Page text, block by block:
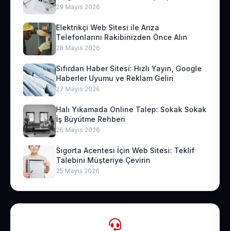
29 Mayıs 2026
Elektrikçi Web Sitesi ile Arıza
Telefonlarını Rakibinizden Önce Alın
28 Mayıs 2026
Sıfırdan Haber Sitesi: Hızlı Yayın, Google
Haberler Uyumu ve Reklam Geliri
27 Mayıs 2026
Halı Yıkamada Online Talep: Sokak Sokak
İş Büyütme Rehberi
26 Mayıs 2026
Sigorta Acentesi İçin Web Sitesi: Teklif
Talebini Müşteriye Çevirin
25 Mayıs 2026